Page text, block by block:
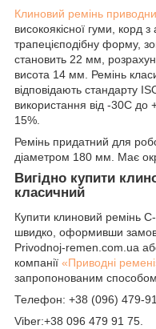
Клиновий ремінь
високоякісної гуми, корд
трапецієподібну форму,
становить 22 мм,
висота 14 мм. Ремінь
відповідають стандарту
використання від -30С до
15%.
Ремінь придатний для
діаметром 180 мм. Має
Вигідно купити
класичний
Купити клиновий ремінь
швидко, оформивши
Рrivodnoj-remen.com.ua
компанії «Приводні
запропонованим
Телефон: +38 (096) 479-
Viber:+38 096 479 91 75.